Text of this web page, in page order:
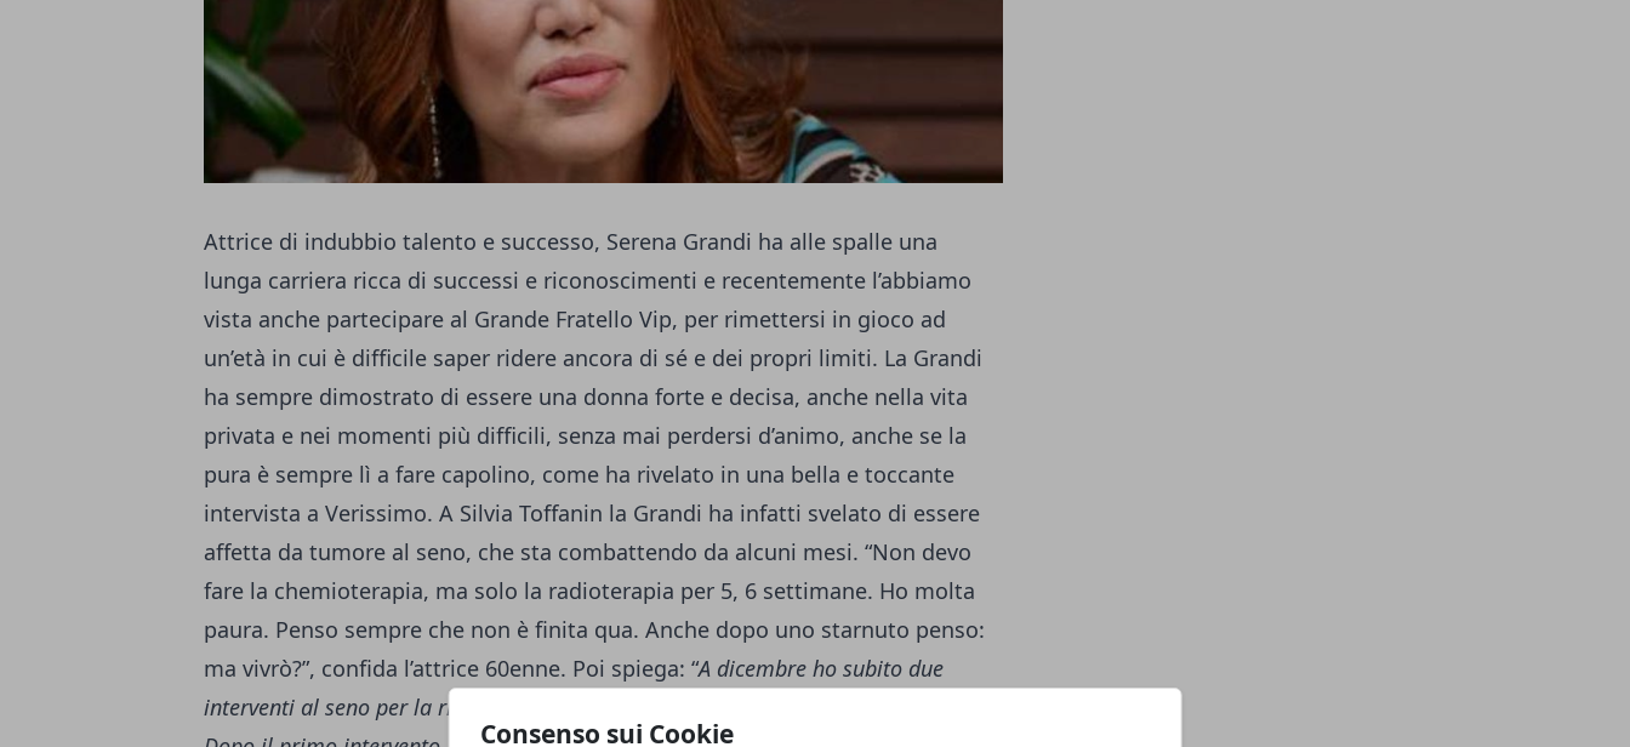
Consenso sui Cookie
Attrice di indubbio talento e successo, Serena Grandi ha alle spalle una
lunga carriera ricca di successi e riconoscimenti e recentemente l’abbiamo
vista anche partecipare al Grande Fratello Vip, per rimettersi in gioco ad
un’età in cui è difficile saper ridere ancora di sé e dei propri limiti. La Grandi
ha sempre dimostrato di essere una donna forte e decisa, anche nella vita
privata e nei momenti più difficili, senza mai perdersi d’animo, anche se la
pura è sempre lì a fare capolino, come ha rivelato in una bella e toccante
intervista a Verissimo. A Silvia Toffanin la Grandi ha infatti svelato di essere
affetta da tumore al seno, che sta combattendo da alcuni mesi. “Non devo
fare la chemioterapia, ma solo la radioterapia per 5, 6 settimane. Ho molta
paura. Penso sempre che non è finita qua. Anche dopo uno starnuto penso:
ma vivrò?”, confida l’attrice 60enne. Poi spiega: “A dicembre ho subito due
interventi al seno per la rimozione di un carcinoma subdolo di ben 5 centimetri.